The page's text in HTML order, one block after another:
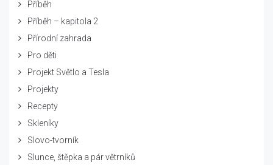
Příběh
Příběh – kapitola 2
Přírodní zahrada
Pro děti
Projekt Světlo a Tesla
Projekty
Recepty
Skleníky
Slovo-tvorník
Slunce, štěpka a pár větrníků